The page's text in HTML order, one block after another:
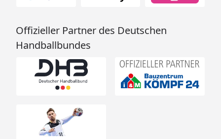
Offizieller Partner des Deutschen
Handballbundes